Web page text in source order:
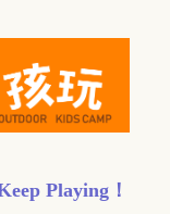
Playing！